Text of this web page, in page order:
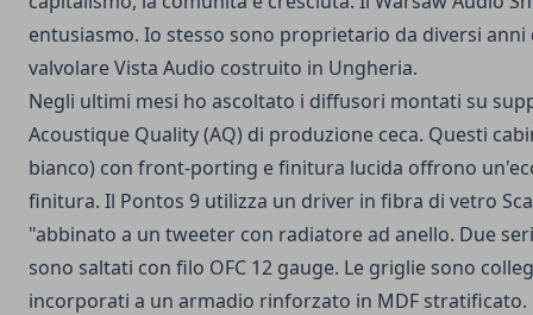
entusiasmo. Io stesso sono proprietario da diversi
valvolare Vista Audio costruito in Ungheria.
Negli ultimi mesi ho ascoltato i diffusori montati su
Acoustique Quality (AQ) di produzione ceca. Questi
bianco) con front-porting e finitura lucida offrono
finitura. Il Pontos 9 utilizza un driver in fibra di vetro
"abbinato a un tweeter con radiatore ad anello. Due
sono saltati con filo OFC 12 gauge. Le griglie sono
incorporati a un armadio rinforzato in MDF stratificato.